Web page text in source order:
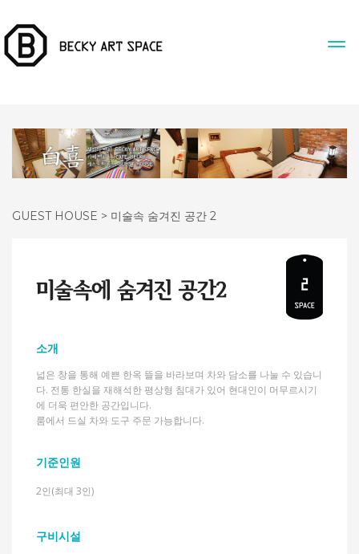
GUEST HOUSE > 미술속 숨겨진 공간 2
소개
넓은 창을 통해 예쁜 한옥 뜰을 바라보며 차와 담소를 나눌 수 있습니
다. 전통 한실을 재해석한 평상형 침대가 있어 현대인이 머무르시기
에 더욱 편안한 공간입니다.
룸에서 드실 차와 도구 주문 가능합니다.
기준인원
2인(최대 3인)
구비시설